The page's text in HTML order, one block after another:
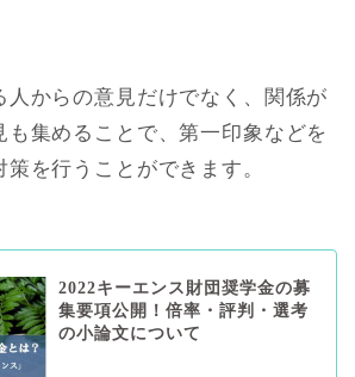
人からの意見だけでなく、関係が
も集めることで、第一印象などを
を行うことができます。
2022キーエンス財団奨学金の募
集要項公開！倍率・評判・選考
の小論文について